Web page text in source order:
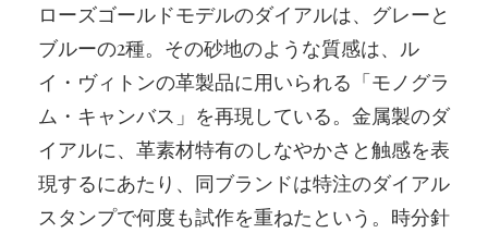
ローズゴールドモデルのダイアルは、グレーと
ブルーの2種。その砂地のような質感は、ル
イ・ヴィトンの革製品に用いられる「モノグラ
ム・キャンバス」を再現している。金属製のダ
イアルに、革素材特有のしなやかさと触感を表
現するにあたり、同ブランドは特注のダイアル
スタンプで何度も試作を重ねたという。時分針